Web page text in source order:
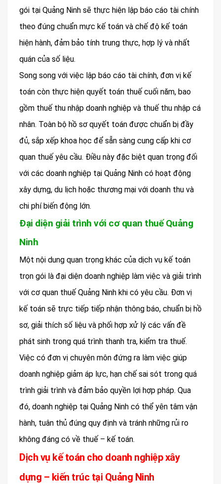
gói tại Quảng Ninh sẽ thực hiện lập báo cáo tài chính
theo đúng chuẩn mực kế toán và chế độ kế toán
hiện hành, đảm bảo tính trung thực, hợp lý và nhất
quán của số liệu.
Song song với việc lập báo cáo tài chính, đơn vị kế
toán còn thực hiện quyết toán thuế cuối năm, bao
gồm thuế thu nhập doanh nghiệp và thuế thu nhập cá
nhân. Toàn bộ hồ sơ quyết toán được chuẩn bị đầy
đủ, sắp xếp khoa học để sẵn sàng cung cấp khi cơ
quan thuế yêu cầu. Điều này đặc biệt quan trọng đối
với các doanh nghiệp tại Quảng Ninh có hoạt động
xây dựng, du lịch hoặc thương mại với doanh thu và
chi phí biến động lớn.
Đại diện giải trình với cơ quan thuế Quảng
Ninh
Một nội dung quan trọng khác của dịch vụ kế toán
trọn gói là đại diện doanh nghiệp làm việc và giải trình
với cơ quan thuế Quảng Ninh khi có yêu cầu. Đơn vị
kế toán sẽ trực tiếp tiếp nhận thông báo, chuẩn bị hồ
sơ, giải thích số liệu và phối hợp xử lý các vấn đề
phát sinh trong quá trình thanh tra, kiểm tra thuế.
Việc có đơn vị chuyên môn đứng ra làm việc giúp
doanh nghiệp giảm áp lực, hạn chế sai sót trong quá
trình giải trình và đảm bảo quyền lợi hợp pháp. Qua
đó, doanh nghiệp tại Quảng Ninh có thể yên tâm vận
hành, tuân thủ đúng quy định và tránh những rủi ro
không đáng có về thuế – kế toán.
Dịch vụ kế toán cho doanh nghiệp xây
dựng – kiến trúc tại Quảng Ninh